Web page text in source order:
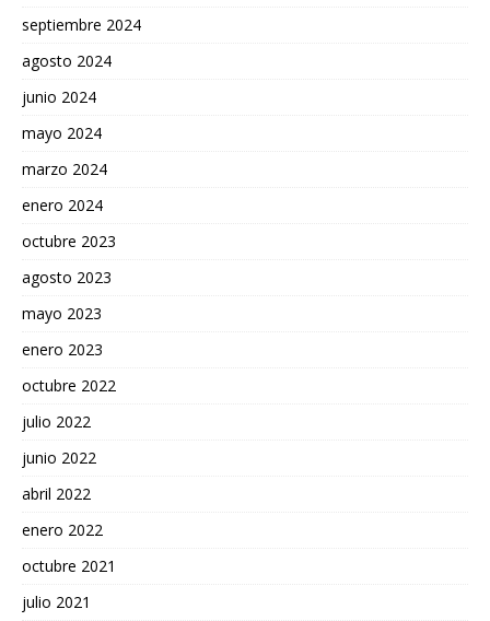
septiembre 2024
agosto 2024
junio 2024
mayo 2024
marzo 2024
enero 2024
octubre 2023
agosto 2023
mayo 2023
enero 2023
octubre 2022
julio 2022
junio 2022
abril 2022
enero 2022
octubre 2021
julio 2021